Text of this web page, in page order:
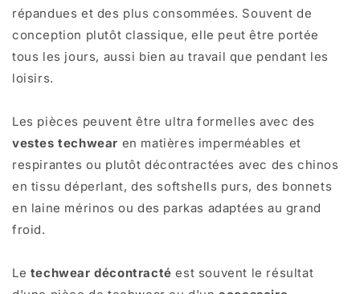
répandues et des plus consommées. Souvent de
conception plutôt classique, elle peut être portée
tous les jours, aussi bien au travail que pendant les
loisirs.
Les pièces peuvent être ultra formelles avec des
vestes techwear en matières imperméables et
respirantes ou plutôt décontractées avec des chinos
en tissu déperlant, des softshells purs, des bonnets
en laine mérinos ou des parkas adaptées au grand
froid.
Le techwear décontracté est souvent le résultat